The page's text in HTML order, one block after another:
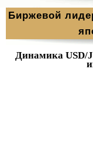
Биржевой
Динамика USD/